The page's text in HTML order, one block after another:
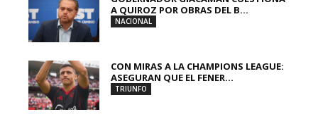
A QUIROZ POR OBRAS DEL B...
NACIONAL
CON MIRAS A LA CHAMPIONS LEAGUE:
ASEGURAN QUE EL FENER...
TRIUNFO